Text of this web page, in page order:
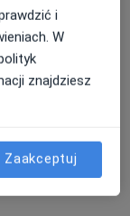
i
W
znajdziesz
Zaakceptuj